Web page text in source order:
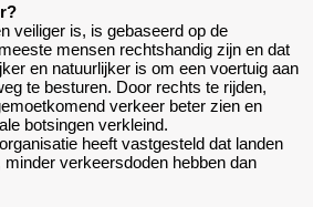
veiliger is, is gebaseerd op de
mensen rechtshandig zijn en dat
en natuurlijker is om een voertuig aan
te besturen. Door rechts te rijden,
verkeer beter zien en
botsingen verkleind.
heeft vastgesteld dat landen
verkeersdoden hebben dan